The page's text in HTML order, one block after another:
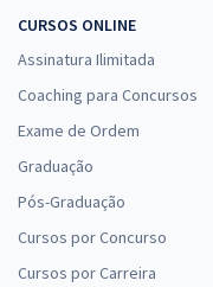
CURSOS ONLINE
Assinatura Ilimitada
Coaching para Concursos
Exame de Ordem
Graduação
Pós-Graduação
Cursos por Concurso
Cursos por Carreira